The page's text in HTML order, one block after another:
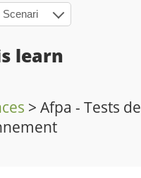
Scenari
learn
>Afpa - Tests de